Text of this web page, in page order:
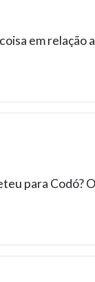
em relação
para Codó?